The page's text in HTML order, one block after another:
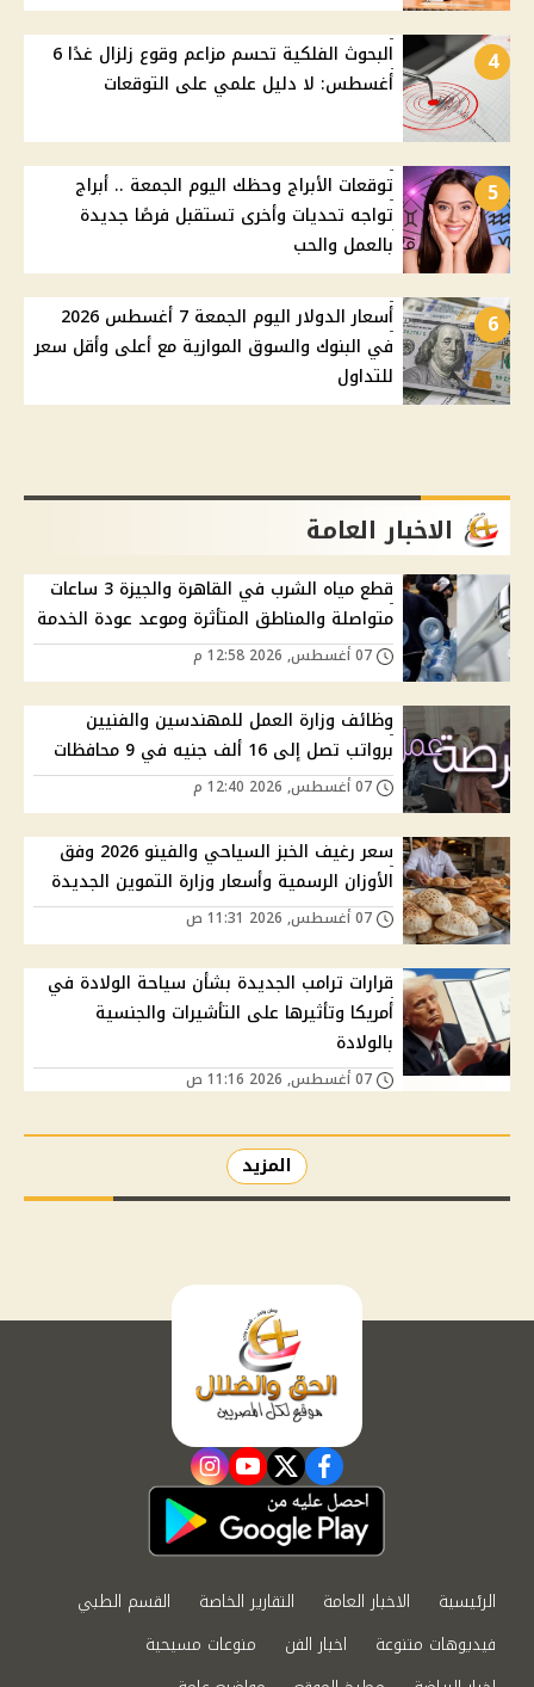
4
البحوث الفلكية تحسم مزاعم وقوع زلزال غدًا 6
أغسطس: لا دليل علمي على التوقعات
5
توقعات الأبراج وحظك اليوم الجمعة .. أبراج
تواجه تحديات وأخرى تستقبل فرصًا جديدة
بالعمل والحب
6
أسعار الدولار اليوم الجمعة 7 أغسطس 2026
في البنوك والسوق الموازية مع أعلى وأقل سعر
للتداول
الاخبار العامة
قطع مياه الشرب في القاهرة والجيزة 3 ساعات
متواصلة والمناطق المتأثرة وموعد عودة الخدمة
وظائف وزارة العمل للمهندسين والفنيين
برواتب تصل إلى 16 ألف جنيه في 9 محافظات
سعر رغيف الخبز السياحي والفينو 2026 وفق
الأوزان الرسمية وأسعار وزارة التموين الجديدة
قرارات ترامب الجديدة بشأن سياحة الولادة في
أمريكا وتأثيرها على التأشيرات والجنسية
بالولادة
المزيد
facebook
twitter
youtube
instagram
الرئيسية الاخبار العامة التقارير الخاصة
القسم الطبي
فيديوهات متنوعة
اخبار الفن
منوعات مسيحية